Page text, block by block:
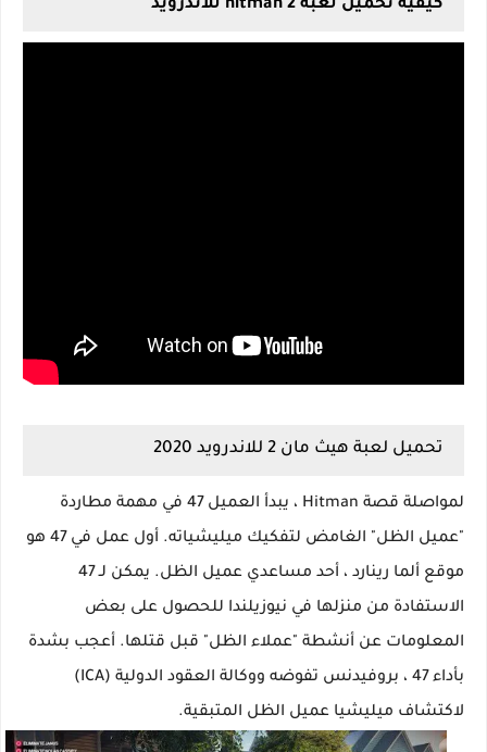
كيفية تحميل لعبة hitman 2 للاندرويد
تحميل لعبة هيث مان 2 للاندرويد 2020
لمواصلة قصة Hitman ، يبدأ العميل 47 في مهمة مطاردة
"عميل الظل" الغامض لتفكيك ميليشياته. أول عمل في 47 هو
موقع ألما رينارد ، أحد مساعدي عميل الظل. يمكن لـ 47
الاستفادة من منزلها في نيوزيلندا للحصول على بعض
المعلومات عن أنشطة "عملاء الظل" قبل قتلها. أعجب بشدة
بأداء 47 ، بروفيدنس تفوضه ووكالة العقود الدولية (ICA)
لاكتشاف ميليشيا عميل الظل المتبقية.